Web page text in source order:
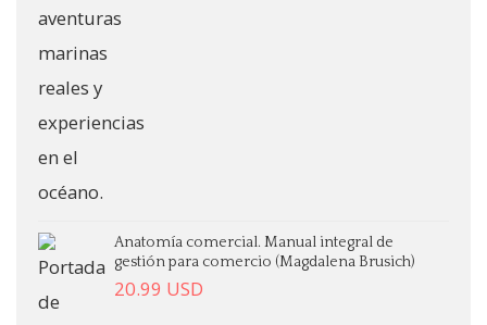
Anatomía comercial. Manual integral de
gestión para comercio (Magdalena Brusich)
20.99 USD